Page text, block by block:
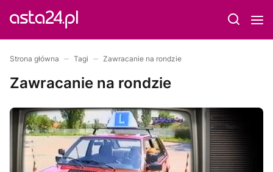
Strona główna Tagi Zawracanie na rondzie
Zawracanie na rondzie